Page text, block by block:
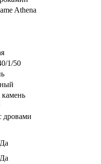
Athena
1/50
дровами
Да
Да